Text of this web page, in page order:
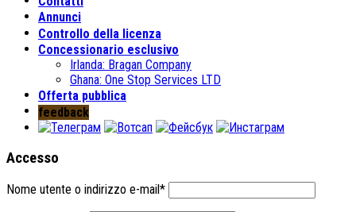
Annunci
Controllo della licenza
Concessionario esclusivo
Irlanda: Bragan Company
Ghana: One Stop Services LTD
Offerta pubblica
feedback
Accesso
Nome utente o indirizzo e-mail*